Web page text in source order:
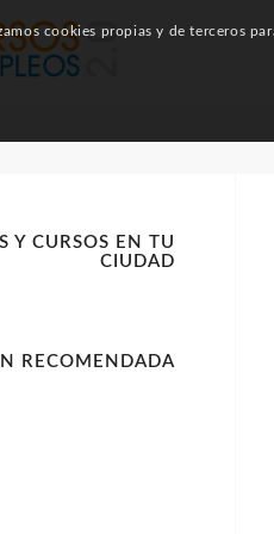
Y CURSOS EN TU
CIUDAD
RECOMENDADA
cookies propias y de terceros